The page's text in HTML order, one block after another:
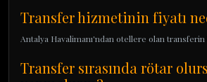
Transfer hizmetinin fiyatı
Antalya Havalimanı'ndan otellere olan transferin
Transfer sırasında rötar